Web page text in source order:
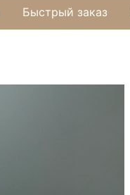
Быстрый заказ